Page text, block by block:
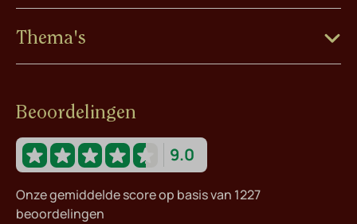
Thema's
Beoordelingen
9.0
Onze gemiddelde score op basis van 1227
beoordelingen